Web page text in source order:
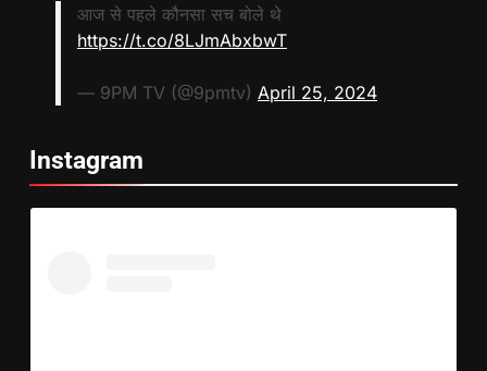
आज से पहले कौनसा सच बोले थे
https://t.co/8LJmAbxbwT
— 9PM TV (@9pmtv) April 25, 2024
Instagram